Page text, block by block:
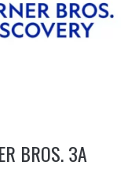
BROS. ЗА